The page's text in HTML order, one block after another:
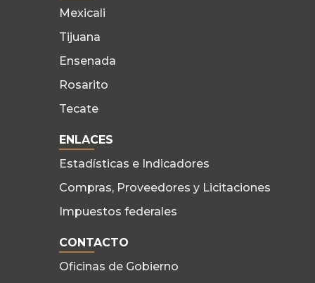
Mexicali
Tijuana
Ensenada
Rosarito
Tecate
ENLACES
Estadísticas e Indicadores
Compras, Proveedores y Licitaciones
Impuestos federales
CONTACTO
Oficinas de Gobierno